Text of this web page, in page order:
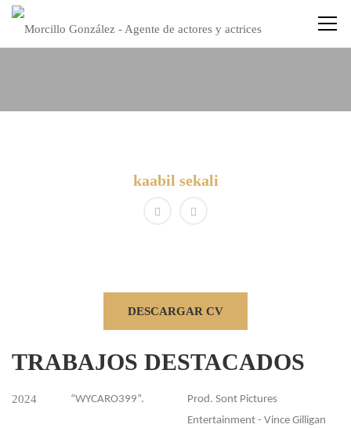
kaabil sekali
DESCARGAR CV
TRABAJOS DESTACADOS
2024 “WYCARO399”.
Prod. Sont Pictures
Entertainment - Vince Gilligan